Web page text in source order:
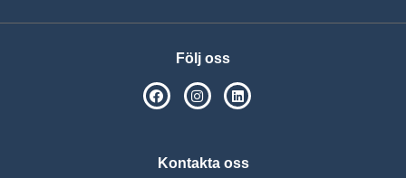
Följ oss
SPSM på Facebook
SPSM på Instagram
Kontakta oss